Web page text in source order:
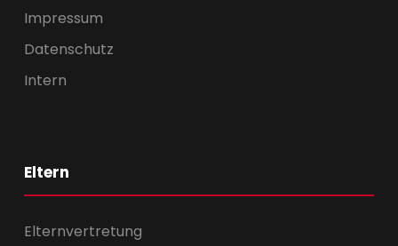
Impressum
Datenschutz
Intern
Eltern
Elternvertretung